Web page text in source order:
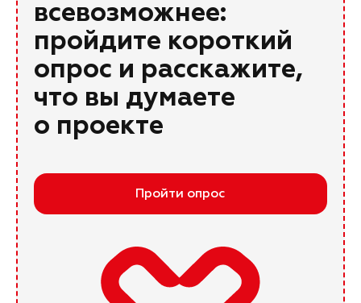
всевозможнее:
пройдите короткий
опрос и расскажите,
что вы думаете
о проекте
Пройти опрос